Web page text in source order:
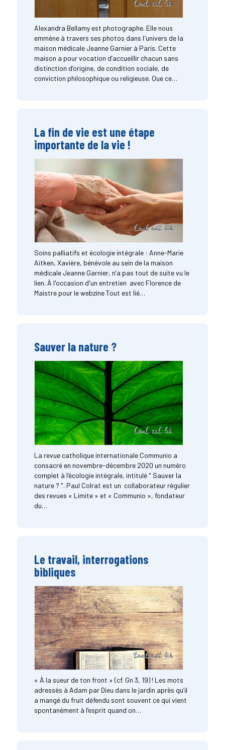
Alexandra Bellamy est photographe. Elle nous
emmène à travers ses photos dans l'univers de la
maison médicale Jeanne Garnier à Paris. Cette
maison a pour vocation d’accueillir chacun sans
distinction d’origine, de condition sociale, de
conviction philosophique ou religieuse. Que ce…
La fin de vie est une étape
importante de la vie !
Soins palliatifs et écologie intégrale : Anne-Marie
Aitken, Xavière, bénévole au sein de la maison
médicale Jeanne Garnier, n’a pas tout de suite vu le
lien. À l'occasion d'un entretien avec Florence de
Maistre pour le webzine Tout est lié…
Sauver la nature ?
La revue catholique internationale Communio a
consacré en novembre-décembre 2020 un numéro
complet à l’écologie intégrale, intitulé " Sauver la
nature ? ". Paul Colrat est un collaborateur régulier
des revues « Limite » et « Communio », fondateur
du…
Le travail, interrogations
bibliques
« À la sueur de ton front » (cf. Gn 3, 19) ! Les mots
adressés à Adam par Dieu dans le jardin après qu’il
a mangé du fruit défendu sont souvent ce qui vient
spontanément à l’esprit quand on…